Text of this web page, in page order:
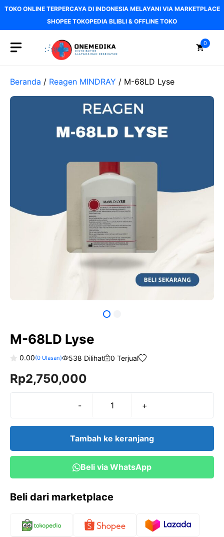
Langsung
isi
TOKO ONLINE TERPERCAYA DI INDONESIA MELAYANI VIA MARKETPLACE
SHOPEE TOKOPEDIA BLIBLI & OFFLINE TOKO
0
Beranda / Reagen MINDRAY / M-68LD Lyse
M-68LD Lyse
o
u
0.00(0Ulasan) 538 Dilihat 0 Terjual
Rp2,750,000
-
Kuantitas
68LD
+
Tambah ke keranjang
Beli via WhatsApp
Beli dari marketplace